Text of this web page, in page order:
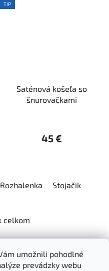
umožnili pohodlné
prevádzky webu
TIP
Saténová košeľa so
šnurovačkami
45 €
Rozhalenka Stojačik
celkom
Moja objednávka